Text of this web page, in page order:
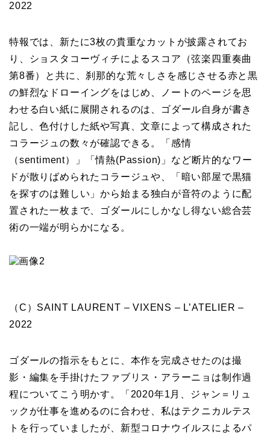
2022
特報では、新たに3枚の貴重なカットが披露されてお
り、ショスタコーヴィチによるスコア（弦楽四重奏曲
第8番）と共に、刹那的な荒々しさを感じさせる赤と黒
の鮮烈なドローイングをはじめ、ノートのページを思
わせる白い紙に展開されるのは、ゴダール自身が書き
記し、色付けした紙や写真、文章によって構成された
コラージュの数々が確認できる。「感情
（sentiment）」「情熱(Passion)」など断片的なワー
ドが散りばめられたコラージュや、「暗い部屋で黒猫
を探すのは難しい」から始まる独白が音符のように配
置された一枚まで、ゴダールにしかなし得ない総合芸
術の一端が明らかになる。
（C）SAINT LAURENT – VIXENS – L’ATELIER –
2022
ゴダールの指示をもとに、本作を完成させたのは撮
影・編集を手掛けた ファブリス・アラーニョ は制作過
程についてこう明かす。「2020年1月、ジャン＝リュ
ックが仕事を進めるのに合わせ、私はテクニカルテス
トを行っていましたが、新型コロナウイルスによるパ